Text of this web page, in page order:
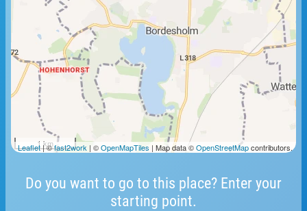
Do you want to go to this place? Enter your
starting point.
1 km
Leaflet| ©fast2work | ©OpenMapTiles | Map data ©OpenStreetMapcontributors.